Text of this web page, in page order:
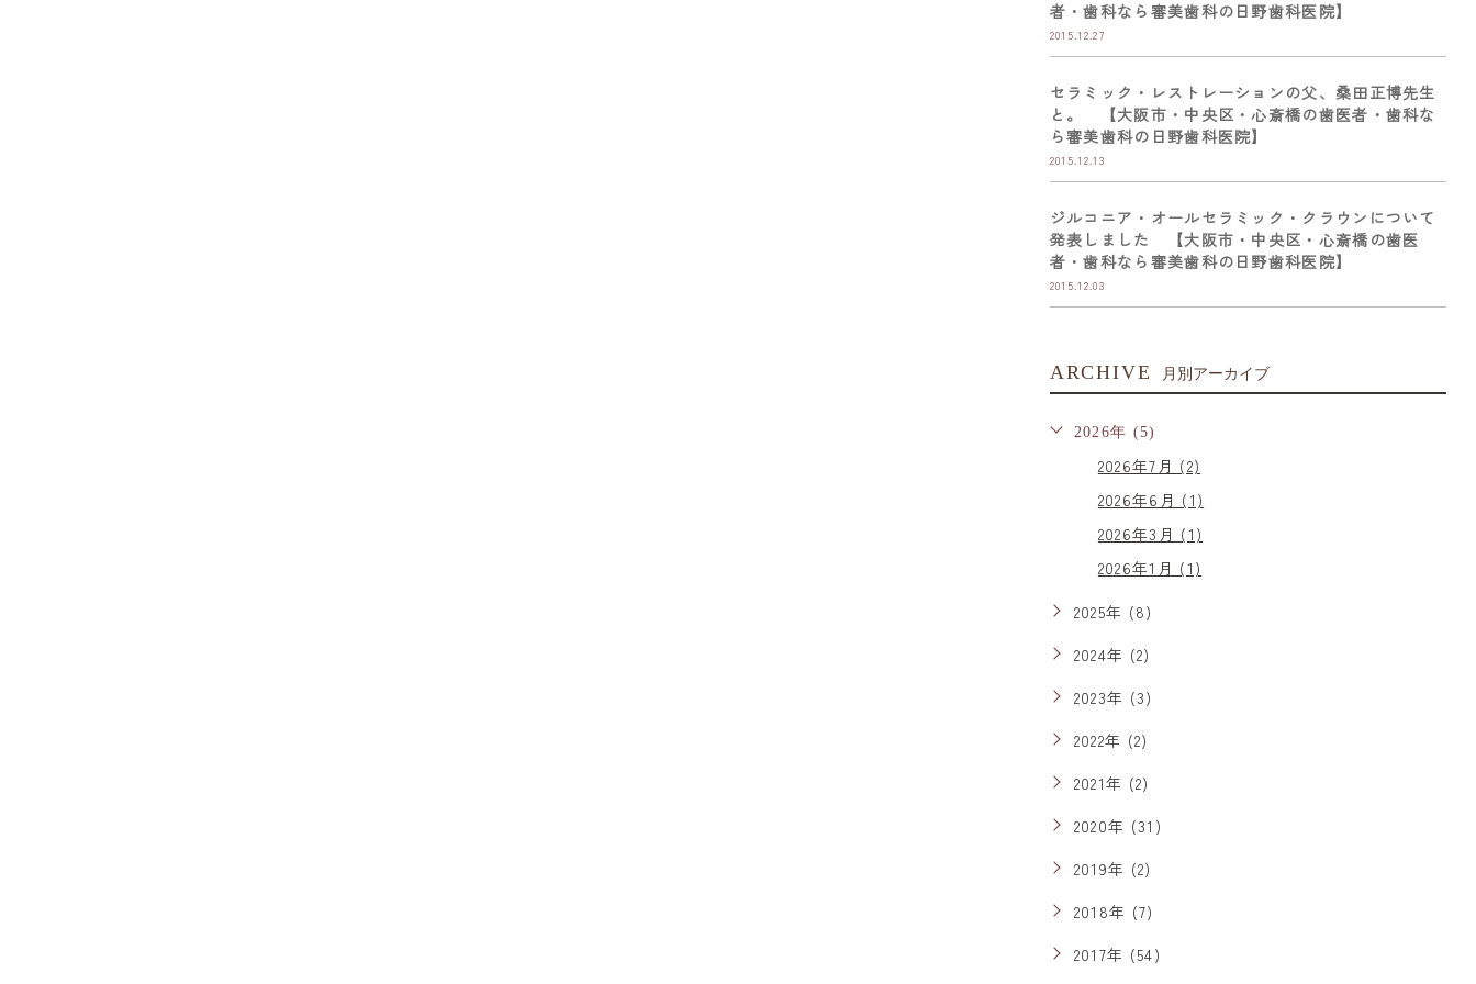
者・歯科なら審美歯科の日野歯科医院】
2015.12.27
セラミック・レストレーションの父、桑田正博先生
と。 【大阪市・中央区・心斎橋の歯医者・歯科な
ら審美歯科の日野歯科医院】
2015.12.13
ジルコニア・オールセラミック・クラウンについて
発表しました 【大阪市・中央区・心斎橋の歯医
者・歯科なら審美歯科の日野歯科医院】
2015.12.03
ARCHIVE 月別アーカイブ
2026年 (5)
2026年7月 (2)
2026年6月 (1)
2026年3月 (1)
2026年1月 (1)
2025年 (8)
2024年 (2)
2023年 (3)
2022年 (2)
2021年 (2)
2020年 (31)
2019年 (2)
2018年 (7)
2017年 (54)